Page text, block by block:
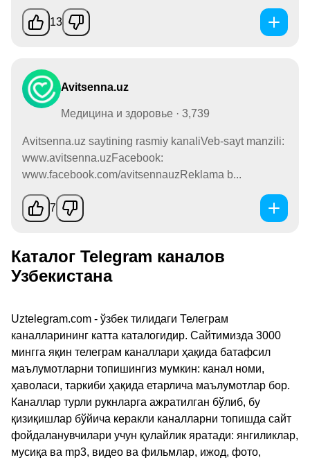
13
Avitsenna.uz
Медицина и здоровье · 3,739
Avitsenna.uz saytining rasmiy kanaliVeb-sayt manzili:
www.avitsenna.uzFacebook:
www.facebook.com/avitsennauzReklama b...
7
Каталог Telegram каналов
Узбекистана
Uztelegram.com - ўзбек тилидаги Телеграм
каналларининг катта каталогидир. Сайтимизда 3000
мингга яқин телеграм каналлари ҳақида батафсил
маълумотларни топишингиз мумкин: канал номи,
ҳаволаси, таркиби ҳақида етарлича маълумотлар бор.
Каналлар турли рукнларга ажратилган бўлиб, бу
қизиқишлар бўйича керакли каналларни топишда сайт
фойдаланувчилари учун қулайлик яратади: янгиликлар,
мусиқа ва mp3, видео ва фильмлар, ижод, фото,